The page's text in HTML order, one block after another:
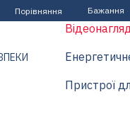
Порівняння Бажання
Пристрої